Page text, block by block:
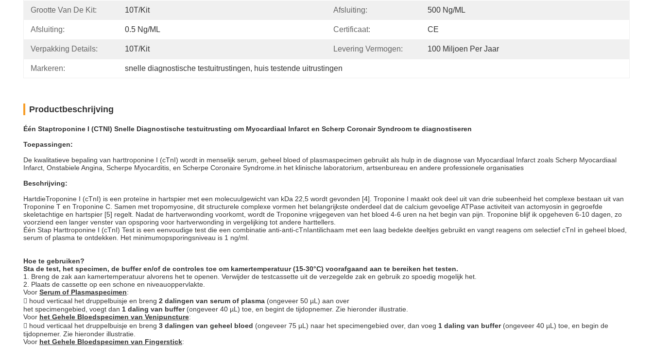
Grootte Van De Kit: 10T/Kit Afsluiting: 500 Ng/mL
Afsluiting: 0.5 Ng/mL Certificaat: CE
Verpakking Details: 10T/Kit Levering Vermogen: 100 Miljoen Per Jaar
Markeren: snelle diagnostische testuitrustingen, huis testende uitrustingen
Productbeschrijving
Één Staptroponine I (CTNI) Snelle Diagnostische testuitrusting om Myocardiaal Infarct en Scherp Coronair Syndroom te diagnostiseren
Toepassingen:
De kwalitatieve bepaling van harttroponine I (cTnI) wordt in menselijk serum, geheel bloed of plasmaspecimen gebruikt als hulp in de diagnose van Myocardiaal Infarct zoals Scherp Myocardiaal
Infarct, Onstabiele Angina, Scherpe Myocarditis, en Scherpe Coronaire Syndrome.in het klinische laboratorium, artsenbureau en andere professionele organisaties
Beschrijving:
HartdieTroponine I (cTnI) is een proteïne in hartspier met een molecuulgewicht van kDa 22,5 wordt gevonden [4]. Troponine I maakt ook deel uit van drie subeenheid het complexe bestaan uit van
Troponine T en Troponine C. Samen met tropomyosine, dit structurele complexe vormen het belangrijkste onderdeel dat de calcium gevoelige ATPase activiteit van actomyosin in gegroefde
skeletachtige en hartspier [5] regelt. Nadat de hartverwonding voorkomt, wordt de Troponine vrijgegeven van het bloed 4-6 uren na het begin van pijn. Troponine blijf ik opgeheven 6-10 dagen, zo
voorziend een langer venster van opsporing voor hartverwonding in vergelijking tot andere harttellers.
Één Stap Harttroponine I (cTnI) Test is een eenvoudige test die een combinatie anti-anti-cTnIantilichaam met een laag bedekte deeltjes gebruikt en vangt reagens om selectief cTnI in geheel bloed,
serum of plasma te ontdekken. Het minimumopsporingsniveau is 1 ng/ml.
Hoe te gebruiken?
Sta de test, het specimen, de buffer en/of de controles toe om kamertemperatuur (15-30°C) voorafgaand aan te bereiken het testen.
1. Breng de zak aan kamertemperatuur alvorens het te openen. Verwijder de testcassette uit de verzegelde zak en gebruik zo spoedig mogelijk het.
2. Plaats de cassette op een schone en niveauoppervlakte.
Voor Serum of Plasmaspecimen:
 houd verticaal het druppelbuisje en breng 2 dalingen van serum of plasma (ongeveer 50 µL) aan over
het specimengebied, voegt dan 1 daling van buffer(ongeveer 40 µL) toe, en begint de tijdopnemer. Zie hieronder illustratie.
Voor het Gehele Bloedspecimen van Venipuncture:
 houd verticaal het druppelbuisje en breng 3 dalingen van geheel bloed (ongeveer 75 µL) naar het specimengebied over, dan voeg 1 daling van buffer(ongeveer 40 µL) toe, en begin de
tijdopnemer. Zie hieronder illustratie.
Voor het Gehele Bloedspecimen van Fingerstick: